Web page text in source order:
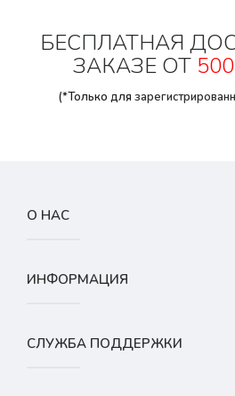
БЕСПЛАТНАЯ
ЗАКАЗЕ ОТ
(*Только для
О НАС
ИНФОРМАЦИЯ
СЛУЖБА ПОДДЕРЖКИ